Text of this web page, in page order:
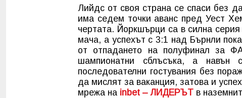
Лийдс от своя страна се спаси без
има седем точки аванс пред Уест
чертата. Йоркшърци са в силна
мача, а успехът с 3:1 над Бърнли
от отпадането на полуфинал за
шампионатни сблъсъка, а
последователни гостувания без
да мислят за ваканция, затова и
мрежа на inbet – ЛИДЕРЪТ в